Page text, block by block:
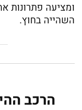
ומציעה פתרונות
השהייה בחוץ.
הרכב